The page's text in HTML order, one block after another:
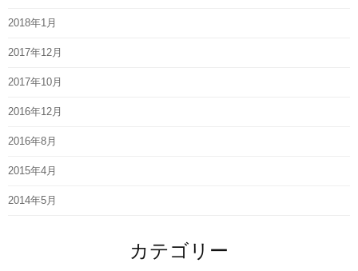
2018年1月
2017年12月
2017年10月
2016年12月
2016年8月
2015年4月
2014年5月
カテゴリー